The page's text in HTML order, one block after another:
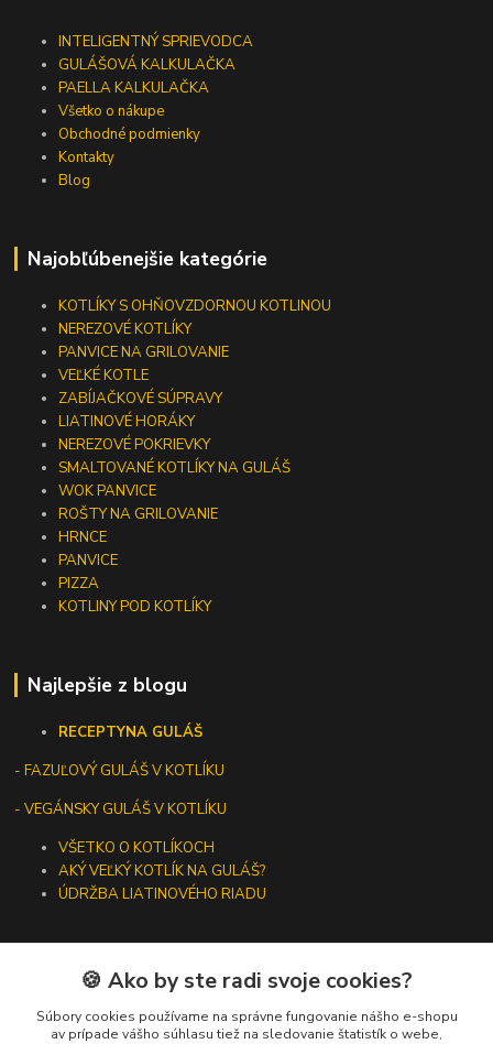
INTELIGENTNÝ SPRIEVODCA
GULÁŠOVÁ KALKULAČKA
PAELLA KALKULAČKA
Všetko o nákupe
Obchodné podmienky
Kontakty
Blog
Najobľúbenejšie kategórie
KOTLÍKY S OHŇOVZDORNOU KOTLINOU
NEREZOVÉ KOTLÍKY
PANVICE NA GRILOVANIE
VEĽKÉ KOTLE
ZABÍJAČKOVÉ SÚPRAVY
LIATINOVÉ HORÁKY
NEREZOVÉ POKRIEVKY
SMALTOVANÉ KOTLÍKY NA GULÁŠ
WOK PANVICE
ROŠTY NA GRILOVANIE
HRNCE
PANVICE
PIZZA
KOTLINY POD KOTLÍKY
Najlepšie z blogu
RECEPTYNA GULÁŠ
-FAZUĽOVÝ GULÁŠ V KOTLÍKU
- VEGÁNSKY GULÁŠ V KOTLÍKU
VŠETKO O KOTLÍKOCH
AKÝ VEĽKÝ KOTLÍK NA GULÁŠ?
ÚDRŽBA LIATINOVÉHO RIADU
Kontakty
🍪 Ako by ste radi svoje cookies?
Súbory cookies používame na správne fungovanie nášho e-shopu
av prípade vášho súhlasu tiež na sledovanie štatistík o webe,